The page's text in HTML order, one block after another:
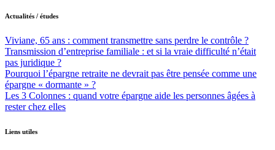
Actualités / études
Viviane, 65 ans : comment transmettre sans perdre le contrôle ?
Transmission d’entreprise familiale : et si la vraie difficulté n’était
pas juridique ?
Pourquoi l’épargne retraite ne devrait pas être pensée comme une
épargne « dormante » ?
Les 3 Colonnes : quand votre épargne aide les personnes âgées à
rester chez elles
Liens utiles